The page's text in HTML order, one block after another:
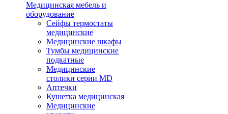
Медицинская мебель и
оборудование
Сейфы термостаты
медицинские
Медицинские шкафы
Тумбы медицинские
подкатные
Медицинские
столики серии MD
Аптечки
Кушетка медицинская
Медицинские